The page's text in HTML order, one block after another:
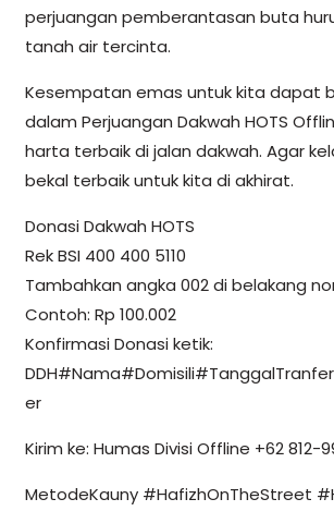
perjuangan pemberantasan buta
tanah air tercinta.
Kesempatan emas untuk kita dapat
dalam Perjuangan Dakwah HOTS
harta terbaik di jalan dakwah. Agar
bekal terbaik untuk kita di akhirat.
Donasi Dakwah HOTS
Rek BSI 400 400 5110
Tambahkan angka 002 di belakang
Contoh: Rp 100.002
Konfirmasi Donasi ketik:
er
Kirim ke: Humas Divisi Offline +62 812-
MetodeKauny #HafizhOnTheStreet